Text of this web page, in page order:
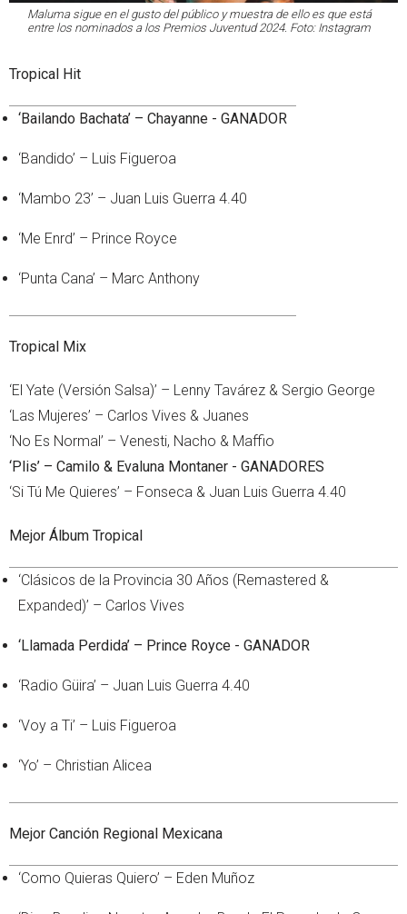
Maluma sigue en el gusto del público y muestra de ello es que está
entre los nominados a los Premios Juventud 2024. Foto: Instagram
Tropical Hit
‘Bailando Bachata’ – Chayanne - GANADOR
‘Bandido’ – Luis Figueroa
‘Mambo 23’ – Juan Luis Guerra 4.40
‘Me Enrd’ – Prince Royce
‘Punta Cana’ – Marc Anthony
Tropical Mix
‘El Yate (Versión Salsa)’ – Lenny Tavárez & Sergio George
‘Las Mujeres’ – Carlos Vives & Juanes
‘No Es Normal’ – Venesti, Nacho & Maffio
‘Plis’ – Camilo & Evaluna Montaner - GANADORES
‘Si Tú Me Quieres’ – Fonseca & Juan Luis Guerra 4.40
Mejor Álbum Tropical
‘Clásicos de la Provincia 30 Años (Remastered &
Expanded)’ – Carlos Vives
‘Llamada Perdida’ – Prince Royce - GANADOR
‘Radio Güira’ – Juan Luis Guerra 4.40
‘Voy a Ti’ – Luis Figueroa
‘Yo’ – Christian Alicea
Mejor Canción Regional Mexicana
‘Como Quieras Quiero’ – Eden Muñoz